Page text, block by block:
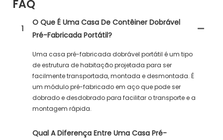
FAQ
1
O Que É Uma Casa De Contêiner Dobrável
Pré-Fabricada Portátil?
Uma casa pré-fabricada dobrável portátil é um tipo
de estrutura de habitação projetada para ser
facilmente transportada, montada e desmontada. É
um módulo pré-fabricado em aço que pode ser
dobrado e desdobrado para facilitar o transporte e a
montagem rápida.
Qual A Diferença Entre Uma Casa Pré-